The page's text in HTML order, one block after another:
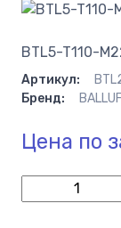
BTL5-T110-
Артикул:
Бренд:
Цена по